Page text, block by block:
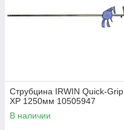
Струбцина IRWIN Quick-Grip
XP 1250мм 10505947
В наличии